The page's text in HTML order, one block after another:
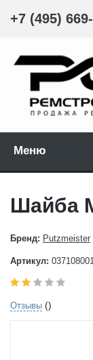
+7 (495)
Меню
Шайба
Бренд: Putzmeister
Артикул: 037108001
Отзывы ()